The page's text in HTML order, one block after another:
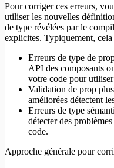
Pour corriger ces erreurs,
utiliser les nouvelles
de type révélées par le
explicites. Typiquement,
Erreurs de type de
API des composants
votre code pour
Validation de prop
améliorées détectent
Erreurs de type
détecter des
code.
Approche générale pour